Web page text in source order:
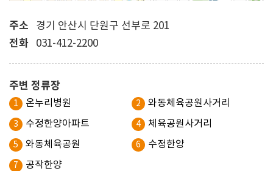
주소 경기 안산시 단원구 선부로 201
전화 031-412-2200
주변 정류장
1 온누리병원 2 와동체육공원사거리
3 수정한양아파트 4 체육공원사거리
5 와동체육공원 6 수정한양
7 공작한양